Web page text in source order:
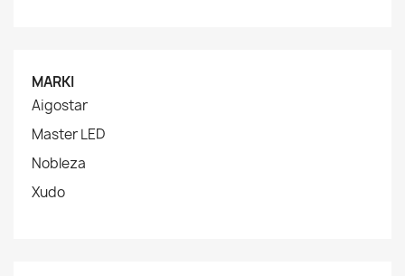
MARKI
Aigostar
Master LED
Nobleza
Xudo